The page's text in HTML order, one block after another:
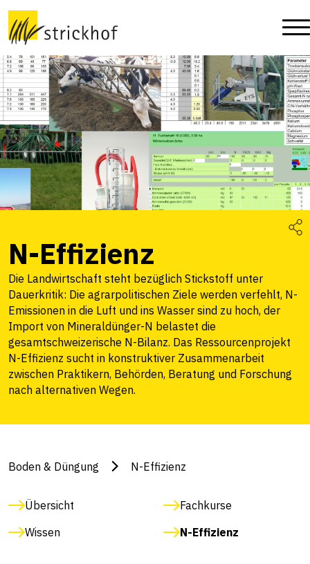
N-Effizienz
Die Landwirtschaft steht bezüglich Stickstoff unter
Dauerkritik: Die agrarpolitischen Ziele werden verfehlt, N-
Emissionen in die Luft und ins Wasser sind zu hoch, der
Import von Mineraldünger-N belastet die
gesamtschweizerische N-Bilanz. Das Ressourcenprojekt
N-Effizienz sucht in konstruktiver Zusammenarbeit
zwischen Praktikern, Behörden, Beratung und Forschung
nach alternativen Wegen.
Boden & Düngung N-Effizienz
Übersicht
Fachkurse
Wissen
N-Effizienz